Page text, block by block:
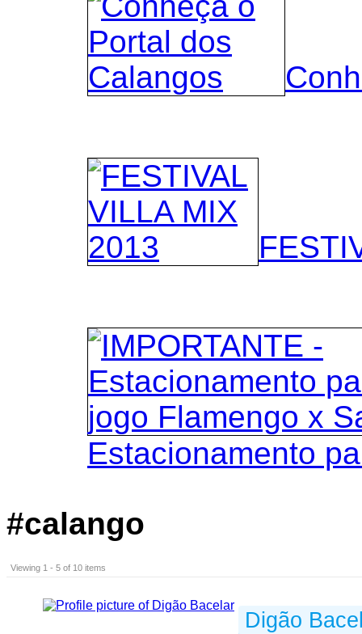
Estacionamento
#calango
Viewing 1 - 5 of 10 items
Digão